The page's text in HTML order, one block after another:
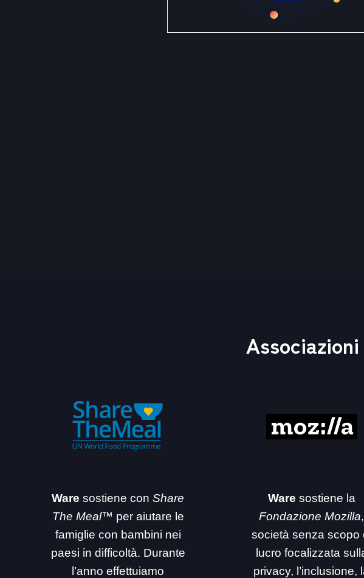
Ware sostiene conShare
The Meal™ per aiutare le
famiglie con bambini nei
paesi in difficoltà. Durante
l’anno effettuiamo
Ware sostiene la
Fondazione Mozilla,
società senza scopo
lucro focalizzata
privacy, l’inclusione,